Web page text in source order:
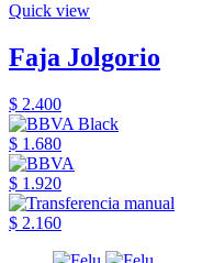
Quick view
Faja Jolgorio
$ 2.400
$ 1.680
$ 1.920
$ 2.160